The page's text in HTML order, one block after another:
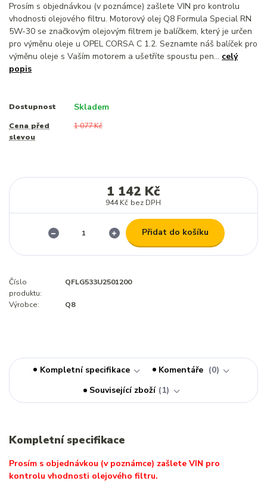
Prosím s objednávkou (v poznámce) zašlete VIN pro kontrolu
vhodnosti olejového filtru. Motorový olej Q8 Formula Special RN
5W-30 se značkovým olejovým filtrem je balíčkem, který je určen
pro výměnu oleje u OPEL CORSA C 1.2. Seznamte náš balíček pro
výměnu oleje s Vaším motorem a ušetříte spoustu pen... celý
popis
Dostupnost Skladem
Cena před
slevou
1 077 Kč
1 142 Kč
944 Kč bez DPH
Přidat do košíku
Číslo
produktu:
QFLG533U2501200
Výrobce: Q8
Kompletní specifikace Komentáře
0
Související zboží
1
Kompletní specifikace
Prosím s objednávkou (v poznámce) zašlete VIN pro
kontrolu vhodnosti olejového filtru.